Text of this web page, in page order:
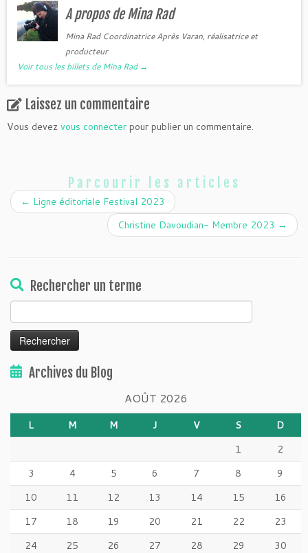
A propos de Mina Rad
Mina Rad Coordinatrice Après Varan, réalisatrice et
producteur
Voir tous les billets de Mina Rad →
Laissez un commentaire
Vous devez vous connecter pour publier un commentaire.
Parcourir les articles
← Ligne éditoriale Festival 2023
Christine Davoudian- Membre 2023 →
Rechercher un terme
Rechercher :
Archives du Blog
AOÛT 2026
L M M J V S
D
1
2
3
4 5 6 7 8
9
10
11 12 13 14 15
16
17
18 19 20 21 22
23
24
25 26 27 28 29 30